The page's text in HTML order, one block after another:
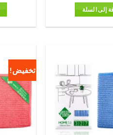
هو:
342.00 EGP.
إلى السلة
تخفيض!